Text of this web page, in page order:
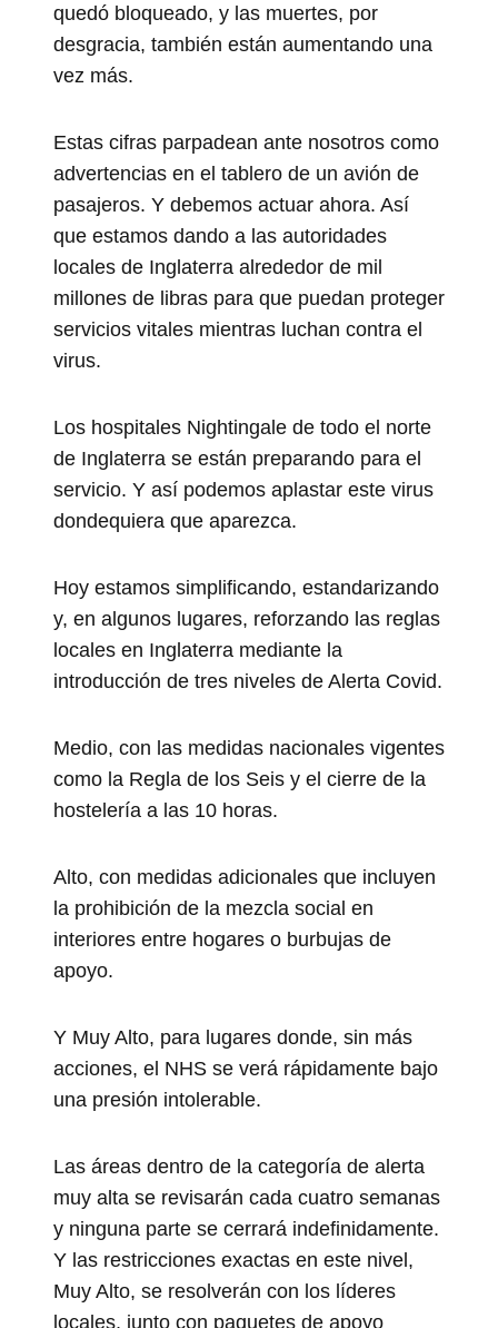
quedó bloqueado, y las muertes, por
desgracia, también están aumentando una
vez más.
Estas cifras parpadean ante nosotros como
advertencias en el tablero de un avión de
pasajeros. Y debemos actuar ahora. Así
que estamos dando a las autoridades
locales de Inglaterra alrededor de mil
millones de libras para que puedan proteger
servicios vitales mientras luchan contra el
virus.
Los hospitales Nightingale de todo el norte
de Inglaterra se están preparando para el
servicio. Y así podemos aplastar este virus
dondequiera que aparezca.
Hoy estamos simplificando, estandarizando
y, en algunos lugares, reforzando las reglas
locales en Inglaterra mediante la
introducción de tres niveles de Alerta Covid.
Medio, con las medidas nacionales vigentes
como la Regla de los Seis y el cierre de la
hostelería a las 10 horas.
Alto, con medidas adicionales que incluyen
la prohibición de la mezcla social en
interiores entre hogares o burbujas de
apoyo.
Y Muy Alto, para lugares donde, sin más
acciones, el NHS se verá rápidamente bajo
una presión intolerable.
Las áreas dentro de la categoría de alerta
muy alta se revisarán cada cuatro semanas
y ninguna parte se cerrará indefinidamente.
Y las restricciones exactas en este nivel,
Muy Alto, se resolverán con los líderes
locales, junto con paquetes de apoyo